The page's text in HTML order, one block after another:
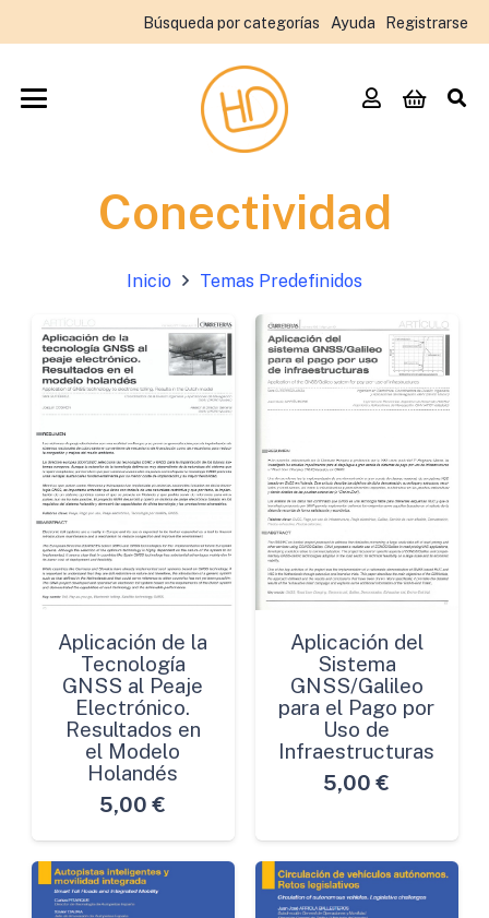
Búsqueda por categorías Ayuda Registrarse
Conectividad
Inicio Temas Predefinidos
Aplicación de la
Tecnología
GNSS al Peaje
Electrónico.
Resultados en
el Modelo
Holandés
5,00 €
Aplicación del
Sistema
GNSS/Galileo
para el Pago por
Uso de
Infraestructuras
5,00 €